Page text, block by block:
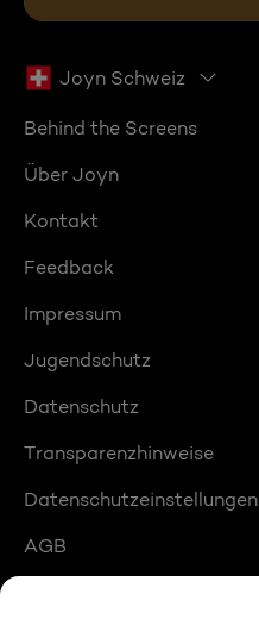
Joyn Schweiz
Behind the Screens
Über Joyn
Kontakt
Feedback
Impressum
Jugendschutz
Datenschutz
Transparenzhinweise
Datenschutzeinstellungen
AGB